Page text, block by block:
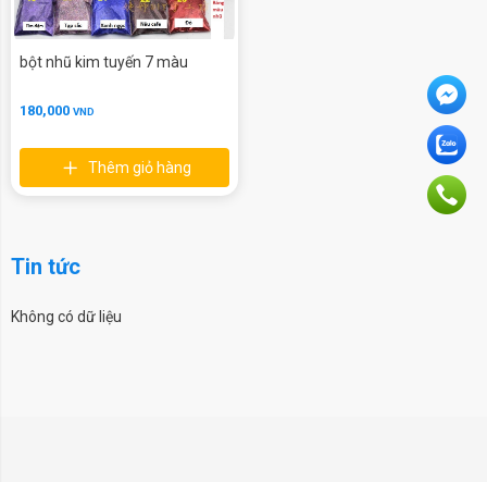
bột nhũ kim tuyến 7 màu
180,000 VND
Thêm giỏ hàng
Tin tức
Không có dữ liệu